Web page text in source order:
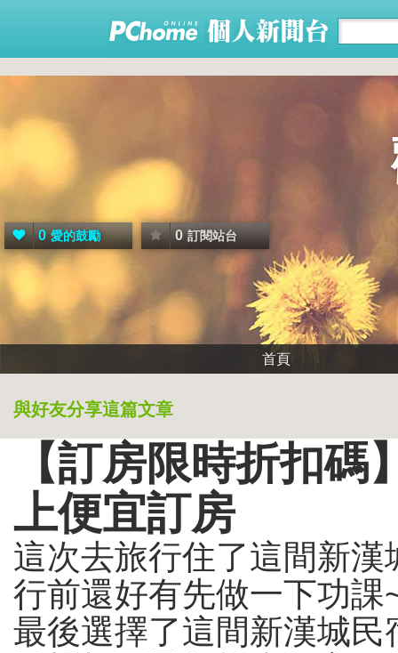
0 愛的鼓勵 0 訂閱站台
首頁
與好友分享這篇文章
【訂房限時折扣
上便宜訂房
這次去旅行住了這間新
行前還好有先做一下功
最後選擇了這間新漢城